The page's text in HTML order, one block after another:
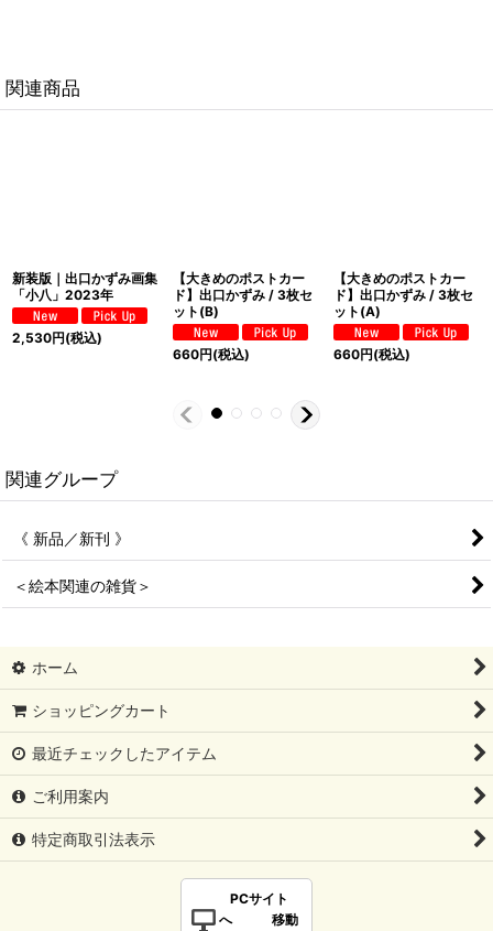
関連商品
新装版｜出口かずみ画集
「小八」2023年
2,530円(税込)
【大きめのポストカー
ド】出口かずみ / 3枚セ
ット(B)
660円(税込)
【大きめのポストカー
ド】出口かずみ / 3枚セ
ット(A)
660円(税込)
関連グループ
《 新品／新刊 》
＜絵本関連の雑貨＞
ホーム
ショッピングカート
最近チェックしたアイテム
ご利用案内
特定商取引法表示
PCサイト
へ 移動